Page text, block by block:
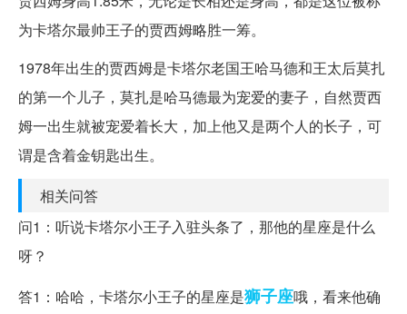
为卡塔尔最帅王子的贾西姆略胜一筹。
1978年出生的贾西姆是卡塔尔老国王哈马德和王太后莫扎
的第一个儿子，莫扎是哈马德最为宠爱的妻子，自然贾西
姆一出生就被宠爱着长大，加上他又是两个人的长子，可
谓是含着金钥匙出生。
相关问答
问1：听说卡塔尔小王子入驻头条了，那他的星座是什么
呀？
答1：哈哈，卡塔尔小王子的星座是狮子座哦，看来他确